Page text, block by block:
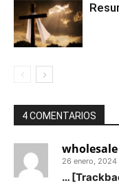
4 COMENTARIOS
26 enero, 2024
…